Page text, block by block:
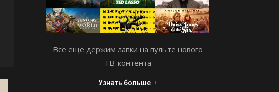
Все еще держим лапки на пульте нового
ТВ-контента
Узнать больше